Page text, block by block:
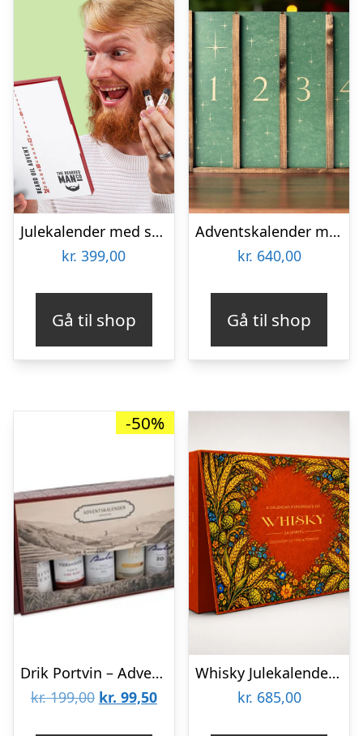
Julekalender med skægolie
kr. 399,00
Gå til shop
Adventskalender med Julens lækreste flasker
kr. 640,00
Gå til shop
-50%
Drik Portvin – Adventskalender+1 med Portvin
kr.199,00 Den
kr. 99,50Den
Whisky Julekalender 2026
kr. 685,00